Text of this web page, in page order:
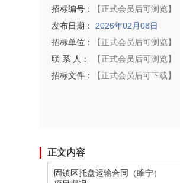
招标编号：
【正式会员后可浏览】
发布日期：
2026年02月08日
招标单位：
【正式会员后可浏览】
联 系 人：
【正式会员后可浏览】
招标文件：
【正式会员后可下载】
正文内容
固镇区托盘运输合同（睢宁）